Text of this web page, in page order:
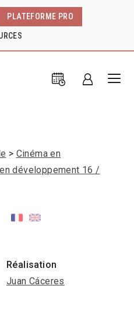
PLATEFORME PRO
Cinéma en
développement 16 /
Réalisation
Juan Cáceres